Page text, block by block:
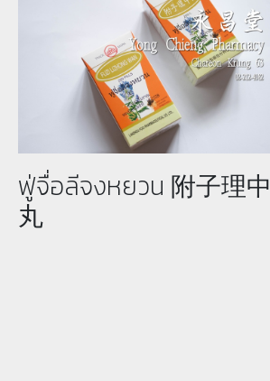
ฟู่จื่อลีจงหยวน 附子理中
丸